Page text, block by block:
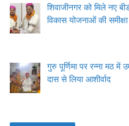
शिवाजीनगर को मिले नए
विकास योजनाओं की
गुरु पूर्णिमा पर रन्ना मठ में
दास से लिया आशीर्वाद